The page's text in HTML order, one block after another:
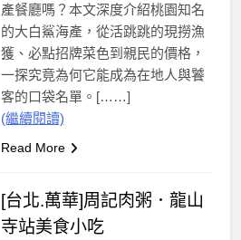
產餐廳嗎？本文深度介紹桃園知名
的大白鯊海產，從活跳跳的現撈漁
獲、必點招牌菜色到親民的價格，
一探究竟為何它能成為在地人與饕
客的口袋名單。[……]
(繼續閱讀)
Read More
[台北.萬華]周記肉粥．龍山
寺站美食小吃